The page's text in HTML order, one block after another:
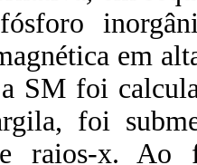
em
SM foi
foi
raios-x. Ao